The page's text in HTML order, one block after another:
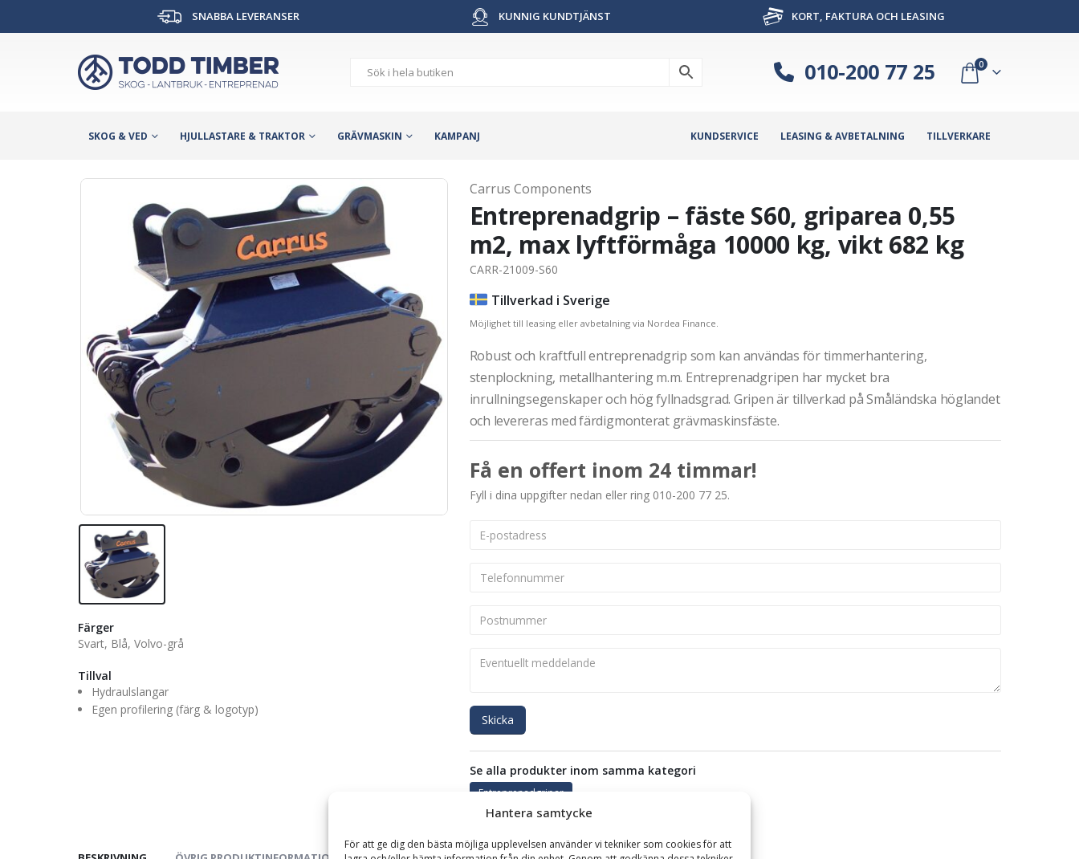
Hantera samtycke
För att ge dig den bästa möjliga upplevelsen använder vi tekniker som cookies för att
SNABBA LEVERANSER KUNNIG KUNDTJÄNST KORT, FAKTURA OCH LEASING
010-200 77 25 0
SKOG & VED HJULLASTARE & TRAKTOR GRÄVMASKIN KAMPANJ KUNDSERVICE LEASING & AVBETALNING TILLVERKARE
Färger
Svart, Blå, Volvo-grå
Tillval
Hydraulslangar
Egen profilering (färg & logotyp)
Carrus Components
Entreprenadgrip – fäste S60, griparea 0,55
m2, max lyftförmåga 10000 kg, vikt 682 kg
CARR-21009-S60
Tillverkad i Sverige
Möjlighet till leasing eller avbetalning via Nordea Finance.
Robust och kraftfull entreprenadgrip som kan användas för timmerhantering,
stenplockning, metallhantering m.m. Entreprenadgripen har mycket bra
inrullningsegenskaper och hög fyllnadsgrad. Gripen är tillverkad på Småländska höglandet
och levereras med färdigmonterat grävmaskinsfäste.
Få en offert inom 24 timmar!
Fyll i dina uppgifter nedan eller ring 010-200 77 25.
Skicka
Se alla produkter inom samma kategori
Entreprenadgripar